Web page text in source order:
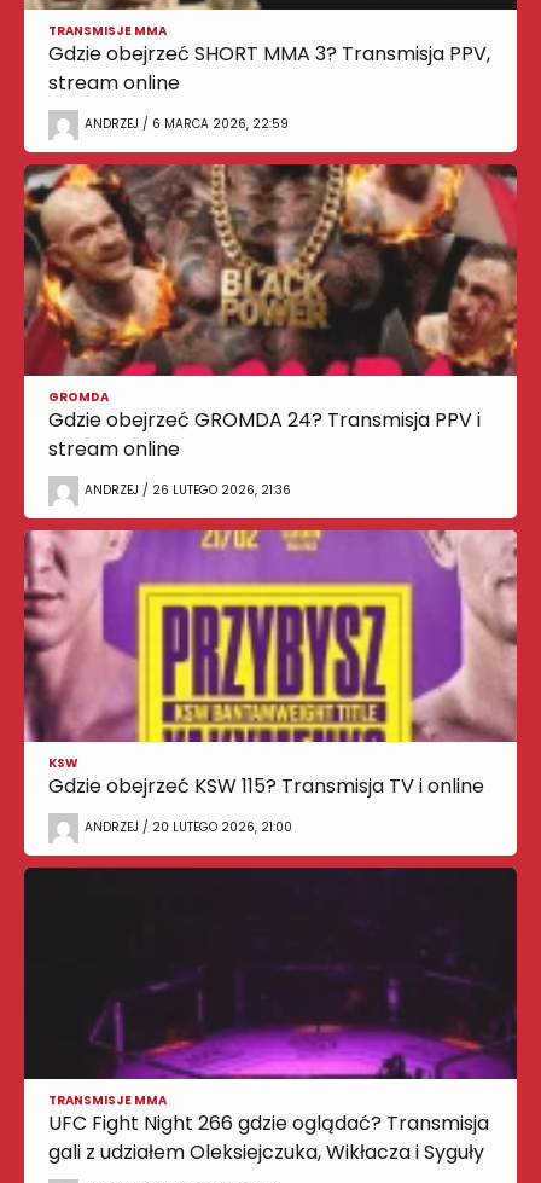
TRANSMISJE MMA
Gdzie obejrzeć SHORT MMA 3? Transmisja PPV,
stream online
ANDRZEJ / 6 MARCA 2026, 22:59
GROMDA
Gdzie obejrzeć GROMDA 24? Transmisja PPV i
stream online
ANDRZEJ / 26 LUTEGO 2026, 21:36
KSW
Gdzie obejrzeć KSW 115? Transmisja TV i online
ANDRZEJ / 20 LUTEGO 2026, 21:00
TRANSMISJE MMA
UFC Fight Night 266 gdzie oglądać? Transmisja
gali z udziałem Oleksiejczuka, Wikłacza i Syguły